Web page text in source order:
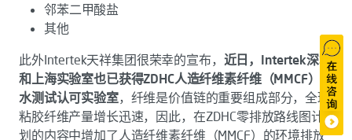
邻苯二甲酸盐
其他
此外Intertek天祥集团很荣幸的宣布， 近日，Intertek深圳
和上海实验室也已获得ZDHC人造纤维素纤维（MMCF）废
水测试认可实验室，纤维是价值链的重要组成部分，全球
粘胶纤维产量增长迅速，因此，在ZDHC零排放路线图计
划的内容中增加了人造纤维素纤维（MMCF）的环境排放